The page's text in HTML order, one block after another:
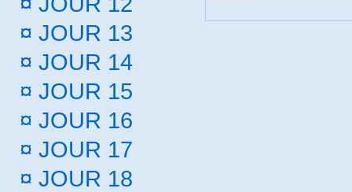
¤ JOUR 13
¤ JOUR 14
¤ JOUR 15
¤ JOUR 16
¤ JOUR 17
¤ JOUR 18